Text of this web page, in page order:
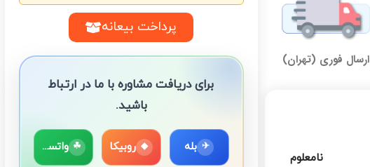
ارسال فوری (تهران)
نامعلوم
پرداخت بیعانه
برای دریافت مشاوره با ما در ارتباط
باشید.
✈ بله ◆ روبیکا ☘ واتساپ